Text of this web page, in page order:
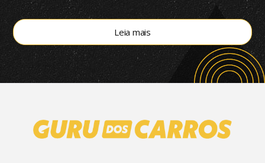
modelos eletrificados respondem por 55,4% do
segmento, aponta a Bright Consulting.
Leia mais